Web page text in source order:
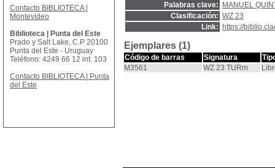
Palabras clave:
MANUEL
Clasificación: WZ 23
Link:
https://
Ejemplares (1)
Código de barras Signatura
M3561
WZ 23 TURm
Contacto BIBLIOTECA |
Montevideo
Biblioteca | Punta del Este
Prado y Salt Lake, C.P 20100
Punta del Este - Uruguay
Teléfono: 4249 66 12 int. 103
Contacto BIBLIOTECA | Punta
del Este